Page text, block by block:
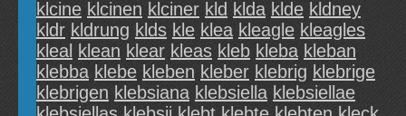
klcine klcinen klciner kld klda klde kldney
kldr kldrung klds kle klea kleagle kleagles
kleal klean klear kleas kleb kleba kleban
klebba klebe kleben kleber klebrig klebrige
klebrigen klebsiana klebsiella klebsiellae